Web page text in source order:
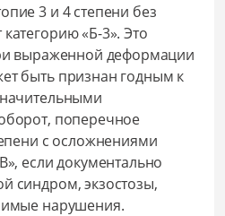
3 и 4 степени без
«Б-3». Это
выраженной деформации
быть признан годным к
поперечное
с осложнениями
если документально
синдром, экзостозы,
нарушения.